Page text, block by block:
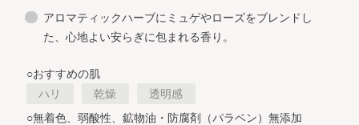
アロマティックハーブにミュゲやローズをブレンドし
た、心地よい安らぎに包まれる香り。
○おすすめの肌
ハリ
乾燥
透明感
○無着色、弱酸性、鉱物油・防腐剤（パラベン）無添加